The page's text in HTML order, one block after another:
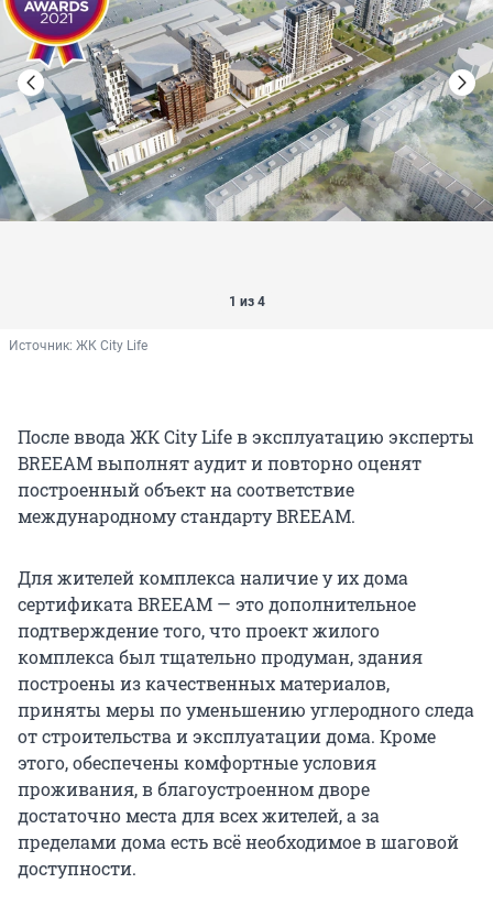
1 из 4
Источник: ЖК City Life
После ввода ЖК City Life в эксплуатацию эксперты
BREEAM выполнят аудит и повторно оценят
построенный объект на соответствие
международному стандарту BREEAM.
Для жителей комплекса наличие у их дома
сертификата BREEAM — это дополнительное
подтверждение того, что проект жилого
комплекса был тщательно продуман, здания
построены из качественных материалов,
приняты меры по уменьшению углеродного следа
от строительства и эксплуатации дома. Кроме
этого, обеспечены комфортные условия
проживания, в благоустроенном дворе
достаточно места для всех жителей, а за
пределами дома есть всё необходимое в шаговой
доступности.